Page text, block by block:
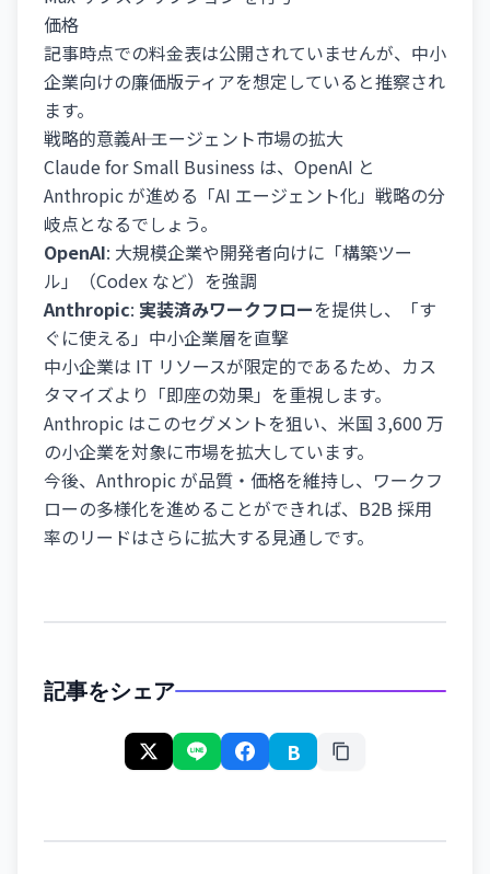
価格
記事時点での料金表は公開されていませんが、中小
企業向けの廉価版ティアを想定していると推察され
ます。
戦略的意義――AI エージェント市場の拡大
Claude for Small Business は、OpenAI と
Anthropic が進める「AI エージェント化」戦略の分
岐点となるでしょう。
OpenAI: 大規模企業や開発者向けに「構築ツー
ル」（Codex など）を強調
Anthropic: 実装済みワークフローを提供し、「す
ぐに使える」中小企業層を直撃
中小企業は IT リソースが限定的であるため、カス
タマイズより「即座の効果」を重視します。
Anthropic はこのセグメントを狙い、米国 3,600 万
の小企業を対象に市場を拡大しています。
今後、Anthropic が品質・価格を維持し、ワークフ
ローの多様化を進めることができれば、B2B 採用
率のリードはさらに拡大する見通しです。
記事をシェア
B